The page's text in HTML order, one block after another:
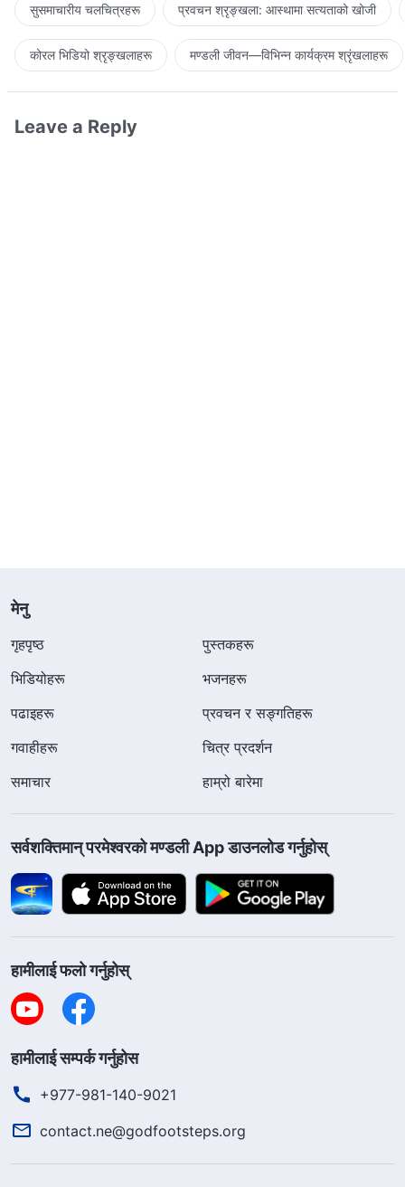
सुसमाचारीय चलचित्रहरू प्रवचन श्रृङ्खला: आस्थामा सत्यताको खोजी
कोरल भिडियो श्रृङ्खलाहरू मण्डली जीवन—विभिन्‍न कार्यक्रम श्रृंखलाहरू
Leave a Reply
मेनु
गृहपृष्ठ
पुस्तकहरू
भिडियोहरू
भजनहरू
पढाइहरू
प्रवचन र सङ्गतिहरू
गवाहीहरू
चित्र प्रदर्शन
समाचार
हाम्रो बारेमा
सर्वशक्तिमान्‌ परमेश्‍वरको मण्डली App डाउनलोड गर्नुहोस्
हामीलाई फलो गर्नुहोस्
हामीलाई सम्पर्क गर्नुहोस
+977-981-140-9021
contact.ne@godfootsteps.org